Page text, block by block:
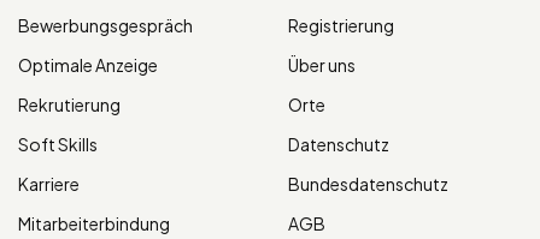
Bewerbungsgespräch
Optimale Anzeige
Rekrutierung
Soft Skills
Karriere
Mitarbeiterbindung
Registrierung
Über uns
Orte
Datenschutz
Bundesdatenschutz
AGB